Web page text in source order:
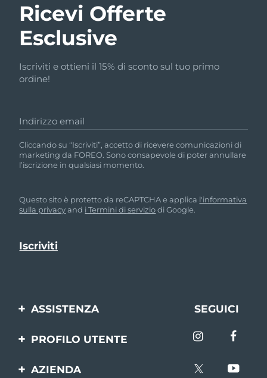
Ricevi Offerte
Esclusive
Iscriviti e ottieni il 15% di sconto sul tuo primo
ordine!
Indirizzo email
Cliccando su “Iscriviti”, accetto di ricevere comunicazioni di
marketing da FOREO. Sono consapevole di poter annullare
l’iscrizione in qualsiasi momento.
Questo sito è protetto da reCAPTCHA e applica l'informativa
sulla privacyand i Termini di serviziodi Google.
ASSISTENZA
Contattaci
SEGUICI
PROFILO UTENTE
prodotto
AZIENDA